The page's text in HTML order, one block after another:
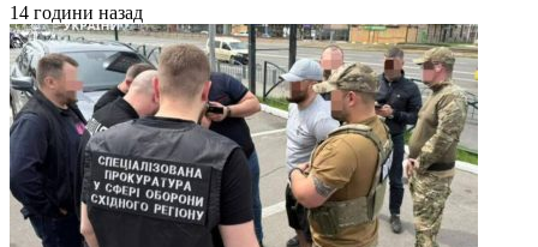
14 години назад